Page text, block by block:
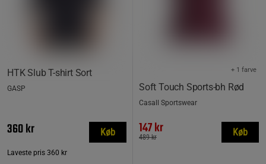
HTK Slub T-shirt Sort
GASP
360 kr
Laveste pris 360 kr
Køb
Soft Touch Sports-bh Rød
+ 1 farve
Casall Sportswear
147 kr
489 kr Køb